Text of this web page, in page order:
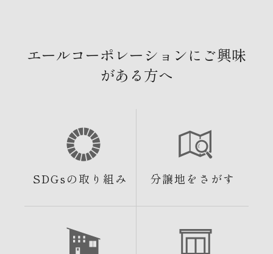
エールコーポレーションにご興味
がある方へ
SDGsの取り組み 分譲地をさがす